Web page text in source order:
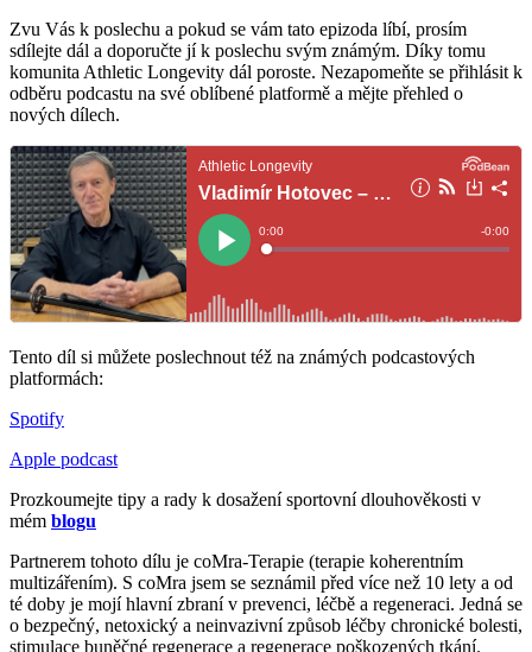
Zvu Vás k poslechu a pokud se vám tato epizoda líbí, prosím
sdílejte dál a doporučte jí k poslechu svým známým. Díky tomu
komunita Athletic Longevity dál poroste. Nezapomeňte se přihlásit k
odběru podcastu na své oblíbené platformě a mějte přehled o
nových dílech.
Tento díl si můžete poslechnout též na známých podcastových
platformách:
Spotify
Apple podcast
Prozkoumejte tipy a rady k dosažení sportovní dlouhověkosti v
mém blogu
Partnerem tohoto dílu je coMra-Terapie (terapie koherentním
multizářením). S coMra jsem se seznámil před více než 10 lety a od
té doby je mojí hlavní zbraní v prevenci, léčbě a regeneraci. Jedná se
o bezpečný, netoxický a neinvazivní způsob léčby chronické bolesti,
stimulace buněčné regenerace a regenerace poškozených tkání.